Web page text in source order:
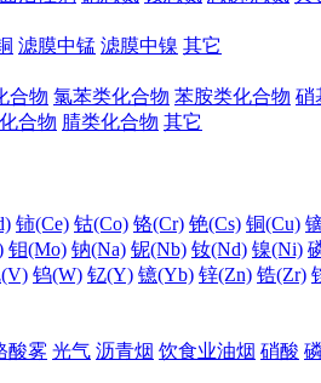
滤膜中锰 滤膜中镍 其它
合物 氯苯类化合物 苯胺类化合物 硝
合物 腈类化合物 其它
铈(Ce) 钴(Co) 铬(Cr) 铯(Cs) 铜(Cu)
钼(Mo) 钠(Na) 铌(Nb) 钕(Nd) 镍(Ni)
钨(W) 钇(Y) 镱(Yb) 锌(Zn) 锆(Zr)
酸雾 光气 沥青烟 饮食业油烟 硝酸